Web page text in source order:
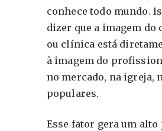
conhece todo mundo.
dizer que a imagem
ou clínica está
à imagem do
no mercado, na igreja,
populares.
Esse fator gera um